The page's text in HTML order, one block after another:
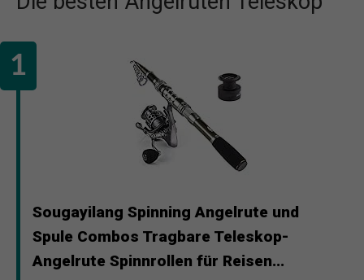
Sougayilang Spinning Angelrute und
Spule Combos Tragbare Teleskop-
Angelrute Spinnrollen für Reisen...